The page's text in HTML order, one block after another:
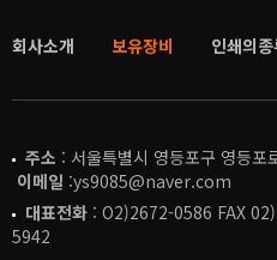
회사소개 보유장비 인쇄의
주소 : 서울특별시 영등포구 영등포
이메일 :ys9085@naver.com
대표전화 : O2)2672-0586 FAX
5942